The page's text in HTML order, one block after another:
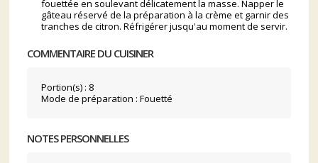
fouettée en soulevant délicatement la masse. Napper le
gâteau réservé de la préparation à la crème et garnir des
tranches de citron. Réfrigérer jusqu'au moment de servir.
COMMENTAIRE DU CUISINER
Portion(s) : 8
Mode de préparation : Fouetté
NOTES PERSONNELLES